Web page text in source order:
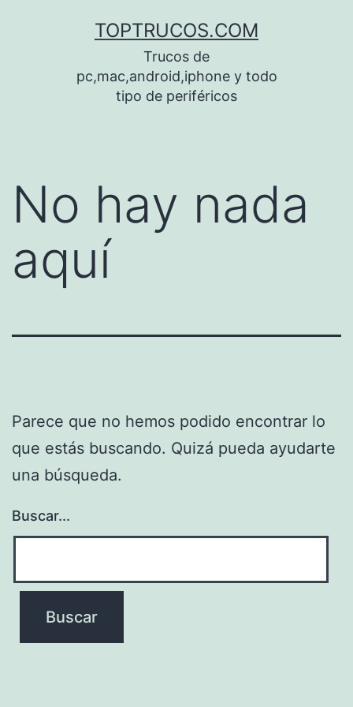
TOPTRUCOS.COM
Trucos de
pc,mac,android,iphone y todo
tipo de periféricos
No hay nada
aquí
Parece que no hemos podido encontrar lo
que estás buscando. Quizá pueda ayudarte
una búsqueda.
Buscar...